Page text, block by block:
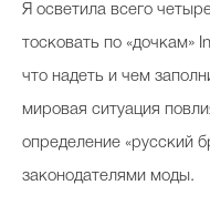
Я осветила всего
тосковать по «дочкам»
что надеть и чем
мировая ситуация
определение «русский
законодателями моды.